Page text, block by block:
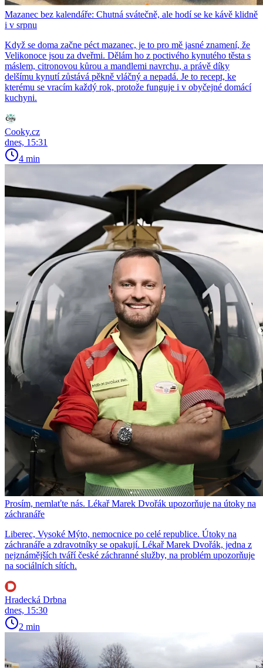
Mazanec bez kalendáře: Chutná svátečně, ale hodí se ke kávě klidně
i v srpnu
Když se doma začne péct mazanec, je to pro mě jasné znamení, že
Velikonoce jsou za dveřmi. Dělám ho z poctivého kynutého těsta s
máslem, citronovou kůrou a mandlemi navrchu, a právě díky
delšímu kynutí zůstává pěkně vláčný a nepadá. Je to recept, ke
kterému se vracím každý rok, protože funguje i v obyčejné domácí
kuchyni.
Cooky.cz
dnes, 15:31
4 min
Prosím, nemlaťte nás. Lékař Marek Dvořák upozorňuje na útoky na
záchranáře
Liberec, Vysoké Mýto, nemocnice po celé republice. Útoky na
záchranáře a zdravotníky se opakují. Lékař Marek Dvořák, jedna z
nejznámějších tváří české záchranné služby, na problém upozorňuje
na sociálních sítích.
Hradecká Drbna
dnes, 15:30
2 min